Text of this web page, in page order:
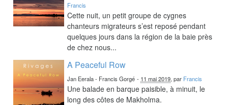
Francis
Cette nuit, un petit groupe de cygnes
chanteurs migrateurs s’est reposé pendant
quelques jours dans la région de la baie près
de chez nous...
A Peaceful Row
Jan Eerala - Francis Gorgé - 11 mai 2019, par Francis
Une balade en barque paisible, à minuit, le
long des côtes de Makholma.